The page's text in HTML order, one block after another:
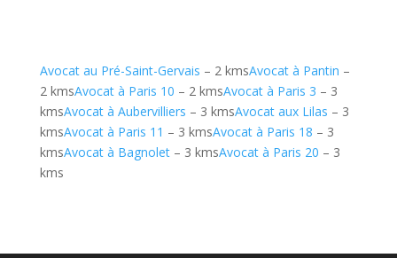
Avocat au Pré-Saint-Gervais – 2 kmsAvocat à Pantin –
2 kmsAvocat à Paris 10 – 2 kmsAvocat à Paris 3 – 3
kmsAvocat à Aubervilliers – 3 kmsAvocat aux Lilas – 3
kmsAvocat à Paris 11 – 3 kmsAvocat à Paris 18 – 3
kmsAvocat à Bagnolet– 3 kmsAvocat à Paris 20 – 3
kms